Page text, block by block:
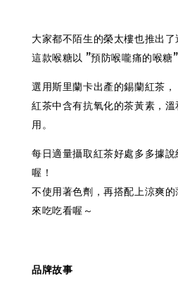
大家都不陌生的榮太樓也推出了
這款喉糖以 ”預防喉嚨痛的喉糖
選用斯里蘭卡出產的錫蘭紅茶，
紅茶中含有抗氧化的茶黃素，
用。
每日適量攝取紅茶好處多多據
喔！
不使用著色劑，再搭配上涼爽
來吃吃看喔～
品牌故事